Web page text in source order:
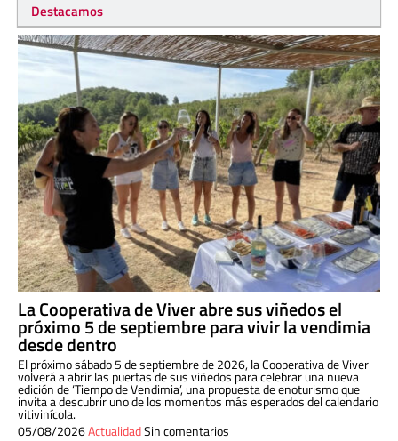
Destacamos
La Cooperativa de Viver abre sus viñedos el
próximo 5 de septiembre para vivir la vendimia
desde dentro
El próximo sábado 5 de septiembre de 2026, la Cooperativa de Viver
volverá a abrir las puertas de sus viñedos para celebrar una nueva
edición de ‘Tiempo de Vendimia’, una propuesta de enoturismo que
invita a descubrir uno de los momentos más esperados del calendario
vitivinícola.
05/08/2026ActualidadSin comentarios